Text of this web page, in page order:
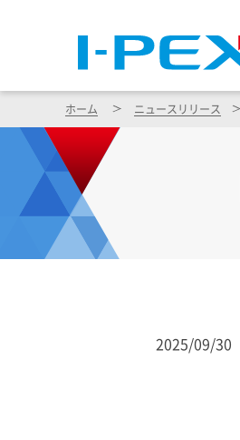
ホーム ニュースリリース
2025/09/30